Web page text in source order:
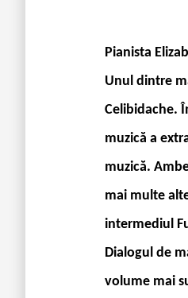
Pianista
Unul dintre
Celibidache.
muzică a
muzică.
mai multe
intermediul
Dialogul de
volume mai